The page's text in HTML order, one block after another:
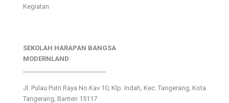
Kegiatan
SEKOLAH HARAPAN BANGSA
MODERNLAND
Jl. Pulau Putri Raya No.Kav 10, Klp. Indah, Kec. Tangerang, Kota
Tangerang, Banten 15117